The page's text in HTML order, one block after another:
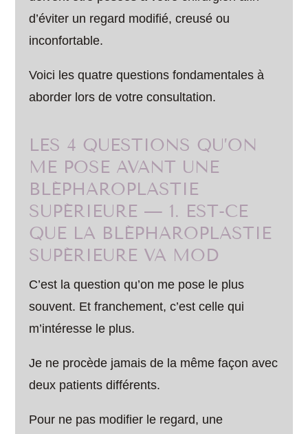
d’éviter un regard modifié, creusé ou
inconfortable.
Voici les quatre questions fondamentales à
aborder lors de votre consultation.
LES 4 QUESTIONS QU’ON
ME POSE AVANT UNE
BLÉPHAROPLASTIE
SUPÉRIEURE — 1. EST-CE
QUE LA BLÉPHAROPLASTIE
SUPÉRIEURE VA MOD
C’est la question qu’on me pose le plus
souvent. Et franchement, c’est celle qui
m’intéresse le plus.
Je ne procède jamais de la même façon avec
deux patients différents.
Pour ne pas modifier le regard, une